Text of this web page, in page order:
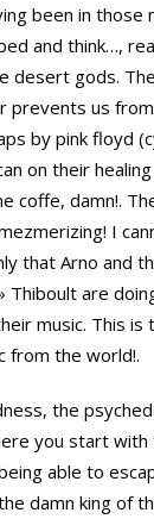
been in those
and think…,
desert gods.
prevents us
by pink floyd
on their
coffe, damn!.
I
that Arno and
Thiboult are
music. This is
from the world!.
the
you start with
able to
damn king of